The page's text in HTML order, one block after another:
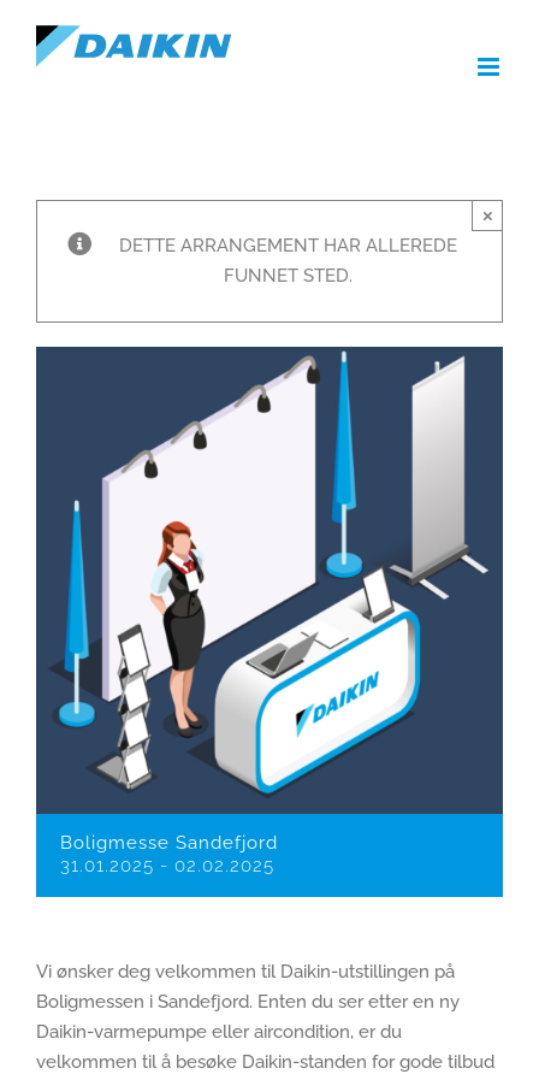
content
DETTE ARRANGEMENT HAR ALLEREDE
FUNNET STED.
×
Boligmesse Sandefjord
31.01.2025 - 02.02.2025
Vi ønsker deg velkommen til Daikin-utstillingen på
Boligmessen i Sandefjord. Enten du ser etter en ny
Daikin-varmepumpe eller aircondition, er du
velkommen til å besøke Daikin-standen for gode tilbud